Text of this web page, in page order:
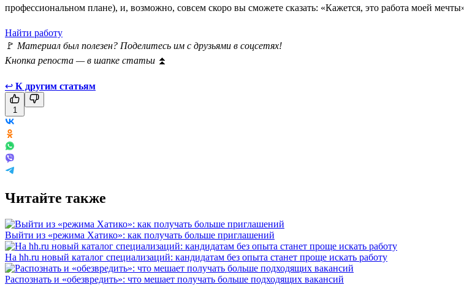
профессиональном плане), и, возможно, совсем скоро вы сможете сказать: «Кажется, это работа моей
Найти работу
🚩 Материал был полезен? Поделитесь им с друзьями в соцсетях!
Кнопка репоста — в шапке статьи ⏫
↩ К другим статьям
1
Читайте также
Выйти из «режима Хатико»: как получать больше приглашений
На hh.ru новый каталог специализаций: кандидатам без опыта станет проще искать работу
Распознать и «обезвредить»: что мешает получать больше подходящих вакансий